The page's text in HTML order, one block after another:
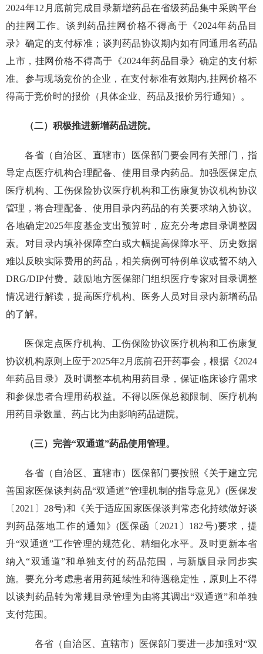
2024年12月底前完成目录新增药品在省级药品集中采购平台
的挂网工作。谈判药品挂网价格不得高于《2024年药品目
录》确定的支付标准；谈判药品协议期内如有同通用名药品
上市，挂网价格不得高于《2024年药品目录》确定的支付标
准。参与现场竞价的企业，在支付标准有效期内,挂网价格不
得高于竞价时的报价（具体企业、药品及报价另行通知）。
（二）积极推进新增药品进院。
各省（自治区、直辖市）医保部门要会同有关部门，指
导定点医疗机构合理配备、使用目录内药品。加强医保定点
医疗机构、工伤保险协议医疗机构和工伤康复协议机构协议
管理，将合理配备、使用目录内药品的有关要求纳入协议。
各地确定2025年度基金支出预算时，应充分考虑目录调整因
素。对目录内填补保障空白或大幅提高保障水平、历史数据
难以反映实际费用的药品，相关病例可特例单议或暂不纳入
DRG/DIP付费。鼓励地方医保部门组织医疗专家对目录调整
情况进行解读，提高医疗机构、医务人员对目录内新增药品
的了解。
医保定点医疗机构、工伤保险协议医疗机构和工伤康复
协议机构原则上应于2025年2月底前召开药事会，根据《2024
年药品目录》及时调整本机构用药目录，保证临床诊疗需求
和参保患者合理用药权益。不得以医保总额限制、医疗机构
用药目录数量、药占比为由影响药品进院。
（三）完善“双通道”药品使用管理。
各省（自治区、直辖市）医保部门要按照《关于建立完
善国家医保谈判药品“双通道”管理机制的指导意见》(医保发
〔2021〕28号)和《关于适应国家医保谈判常态化持续做好谈
判药品落地工作的通知》(医保函〔2021〕182号)要求，提
升“双通道”工作管理的规范化、精细化水平。及时更新本省
纳入“双通道”和单独支付的药品范围，与新版目录同步实
施。要充分考虑患者用药延续性和待遇稳定性，原则上不得
以谈判药品转为常规目录管理为由将其调出“双通道”和单独
支付范围。
各省（自治区、直辖市）医保部门要进一步加强对“双